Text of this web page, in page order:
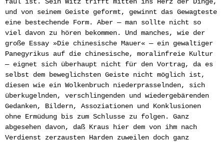
und von seinem Geiste geformt, gewinnt das Gewagteste
eine bestechende Form. Aber — man sollte nicht so
viel davon zu hören bekommen. Und manches, wie der
große Essay »Die chinesische Mauer« — ein gewaltiger
Panegyrikus auf die chinesische, moralinfreie Kultur
— eignet sich überhaupt nicht für den Vortrag, da es
selbst dem beweglichsten Geiste nicht möglich ist,
diesen wie ein Wolkenbruch niederprasselnden, sich
überkugelnden, verschlingenden und wiedergebärenden
Gedanken, Bildern, Assoziationen und Konklusionen
ohne Ermüdung bis zum Schlusse zu folgen. Ganz
abgesehen davon, daß Kraus hier dem von ihm nach
Verdienst zerzausten Harden zuweilen doch ganz